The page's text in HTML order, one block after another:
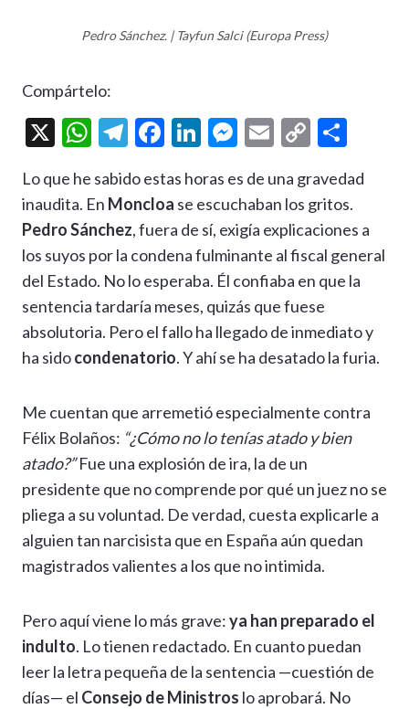
Pedro Sánchez. | Tayfun Salci (Europa Press)
Compártelo:
X
W
at
s
A
p
p
T
e
gr
a
m
F
e
b
o
o
k
Li
ke
dI
n
M
se
n
g
er
E
ai
l
C
p
y
Li
n
k
m
p
ar
ti
Lo que he sabido estas horas es de una gravedad
inaudita. En Moncloa se escuchaban los gritos.
Pedro Sánchez, fuera de sí, exigía explicaciones a
los suyos por la condena fulminante al fiscal general
del Estado. No lo esperaba. Él confiaba en que la
sentencia tardaría meses, quizás que fuese
absolutoria. Pero el fallo ha llegado de inmediato y
ha sidocondenatorio. Y ahí se ha desatado la furia.
Me cuentan que arremetió especialmente contra
Félix Bolaños: “¿Cómo no lo tenías atado y bien
atado?”Fue una explosión de ira, la de un
presidente que no comprende por qué un juez no se
pliega a su voluntad. De verdad, cuesta explicarle a
alguien tan narcisista que en España aún quedan
magistrados valientes a los que no intimida.
Pero aquí viene lo más grave:ya han preparado el
indulto. Lo tienen redactado. En cuanto puedan
leer la letra pequeña de la sentencia —cuestión de
días— el Consejo de Ministros lo aprobará. No